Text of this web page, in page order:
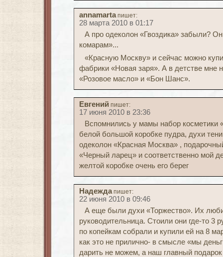
annamarta пишет:
28 марта 2010 в 01:17
А про одеколон «Гвоздика» забыли?
комарам»...
«Красную Москву» и сейчас можно
фабрики «Новая заря». А в детстве мне
«Розовое масло» и «Бон Шанс».
Евгений пишет:
17 июня 2010 в 23:36
Вспомнились у мамы набор косметики
белой большой коробке пудра, духи
одеколон «Красная Москва» ,
«Черный ларец» и соответственно мой
желтой коробке очень его берег
Надежда пишет:
22 июня 2010 в 09:46
А еще были духи «Торжество». Их
руководительница. Стоили они где-то 3
по копейкам собрали и купили ей на 8
как это не прилично- в смысле «мы
дарить не можем, а наш главный